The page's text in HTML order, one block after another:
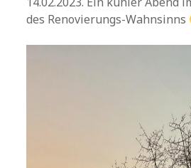
des Renovierungs-Wahnsinns